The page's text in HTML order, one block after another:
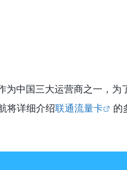
为中国三大运营商之一，为
将详细介绍联通流量卡
的